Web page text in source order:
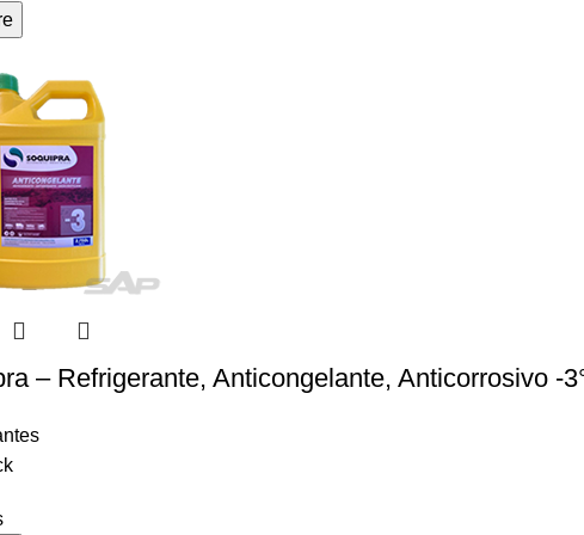
– Refrigerante, Anticongelante, Anticorrosivo -